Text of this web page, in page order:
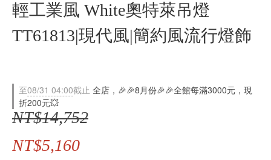
輕工業風 White奧特萊吊燈
TT61813|現代風|簡約風流行燈飾
至08/31 04:00截止 全店，🎉🎉8月份🎉🎉全館每滿3000元，現
折200元💥
NT$14,752
NT$5,160